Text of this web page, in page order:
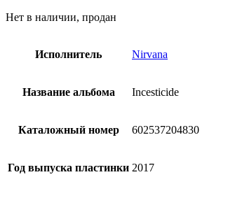
Нет в наличии, продан
Исполнитель Nirvana
Название альбома Incesticide
Каталожный номер 602537204830
Год выпуска пластинки 2017